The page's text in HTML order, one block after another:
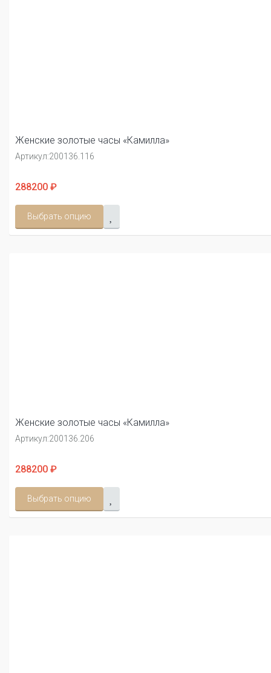
Женские золотые часы «Камилла»
Артикул:200136.116
288200 ₽
Выбрать опцию
Женские золотые часы «Камилла»
Артикул:200136.206
288200 ₽
Выбрать опцию